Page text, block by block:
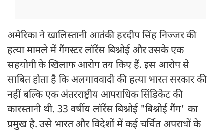
अमेरिका ने खालिस्तानी आतंकी हरदीप सिंह निज्जर की
हत्या मामले में गैंगस्टर लॉरेंस बिश्नोई और उसके एक
सहयोगी के खिलाफ आरोप तय किए हैं. इस आरोप से
साबित होता है कि अलगाववादी की हत्या भारत सरकार की
नहीं बल्कि एक अंतरराष्ट्रीय आपराधिक सिंडिकेट की
कारस्तानी थी. 33 वर्षीय लॉरेंस बिश्नोई "बिश्नोई गैंग" का
प्रमुख है. उसे भारत और विदेशों में कई चर्चित अपराधों के